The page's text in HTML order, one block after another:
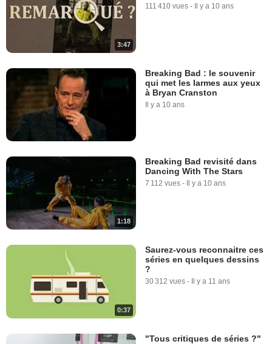
3:47
111 410 vues - Il y a 10 ans
Breaking Bad : le souvenir
qui met les larmes aux yeux
à Bryan Cranston
Il y a 10 ans
1:18
Breaking Bad revisité dans
Dancing With The Stars
7 112 vues - Il y a 10 ans
0:37
Saurez-vous reconnaitre ces
séries en quelques dessins
?
30 312 vues - Il y a 11 ans
"Tous critiques de séries ?"